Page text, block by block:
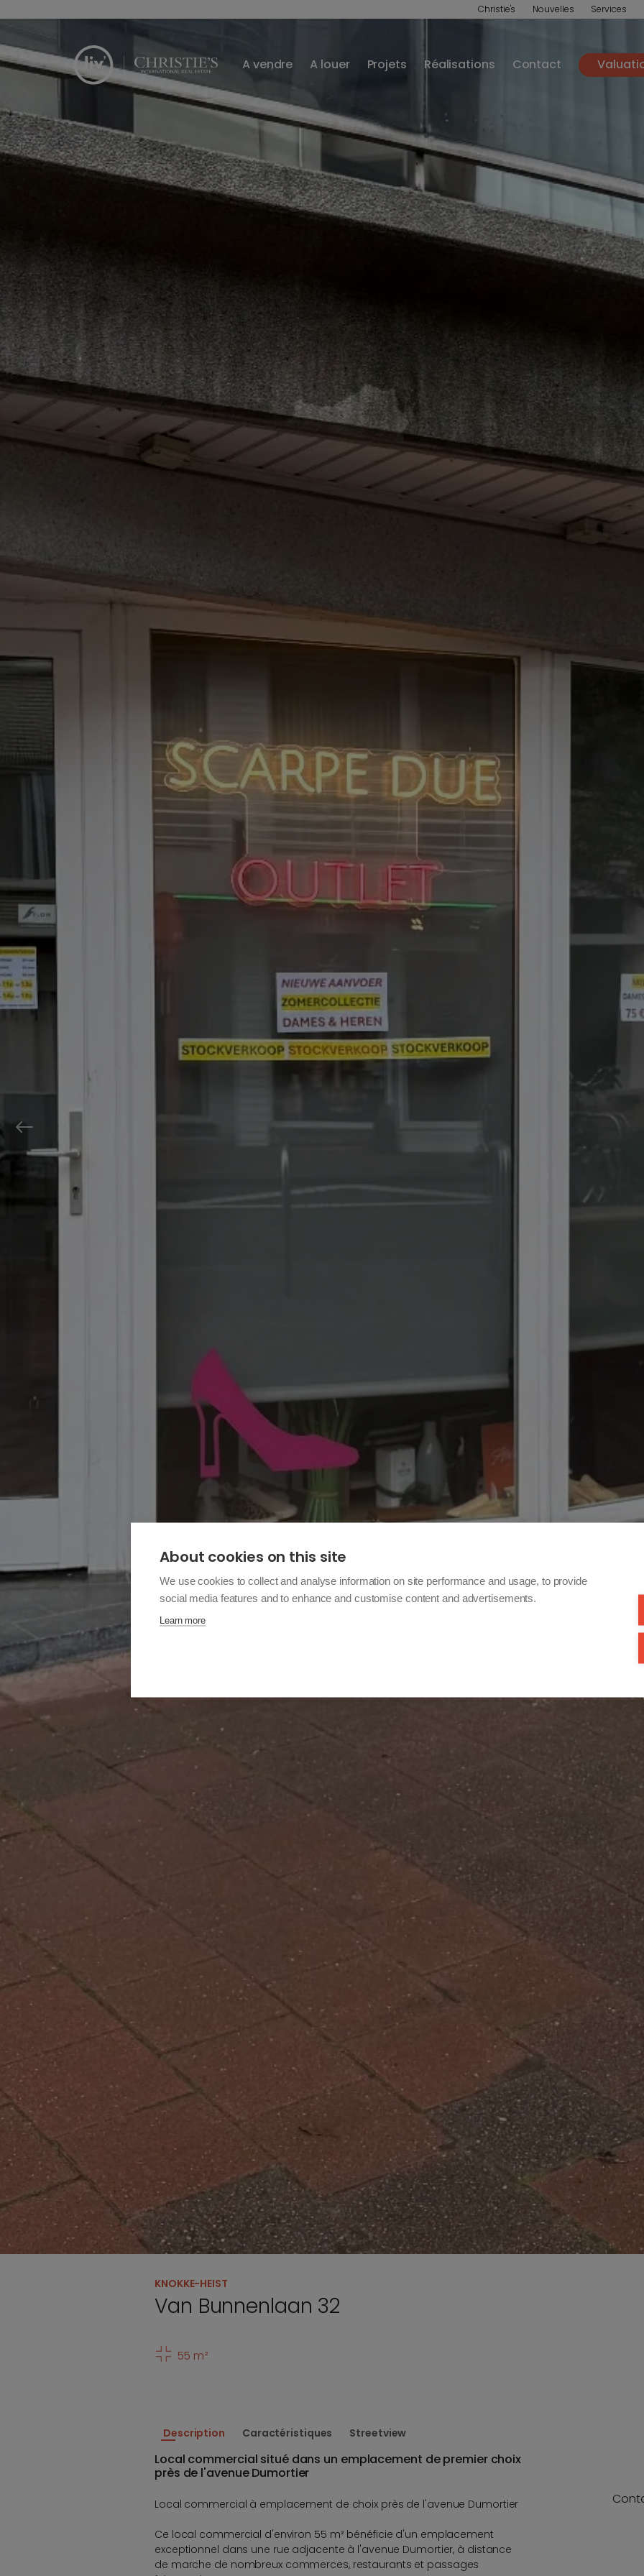
Christie's Nouvelles Services
A vendre A louer Projets Réalisations Contact
KNOKKE-HEIST
Van Bunnenlaan 32
55 m²
Description Caractéristiques Streetview
Local commercial situé dans un emplacement de premier choix
près de l'avenue Dumortier
Local commercial à emplacement de choix près de l'avenue Dumortier
Ce local commercial d'environ 55 m² bénéficie d'un emplacement
exceptionnel dans une rue adjacente à l'avenue Dumortier, à distance
de marche de nombreux commerces, restaurants et passages
About cookies on this site
We use cookies to collect and analyse information on site performance and usage, to provide
social media features and to enhance and customise content and advertisements.
Learn more